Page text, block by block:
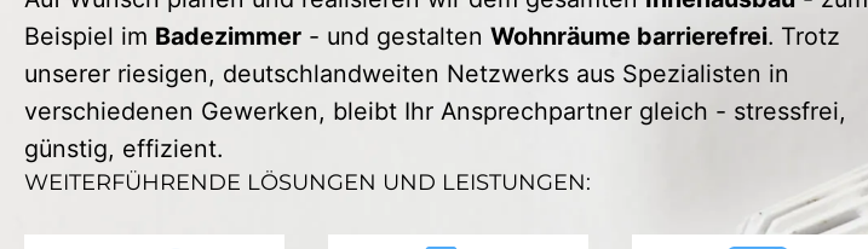
Beispiel im Badezimmer - und gestalten Wohnräume barrierefrei. Trotz
unserer riesigen, deutschlandweiten Netzwerks aus Spezialisten in
verschiedenen Gewerken, bleibt Ihr Ansprechpartner gleich - stressfrei,
günstig, effizient.
WEITERFÜHRENDE LÖSUNGEN UND LEISTUNGEN: